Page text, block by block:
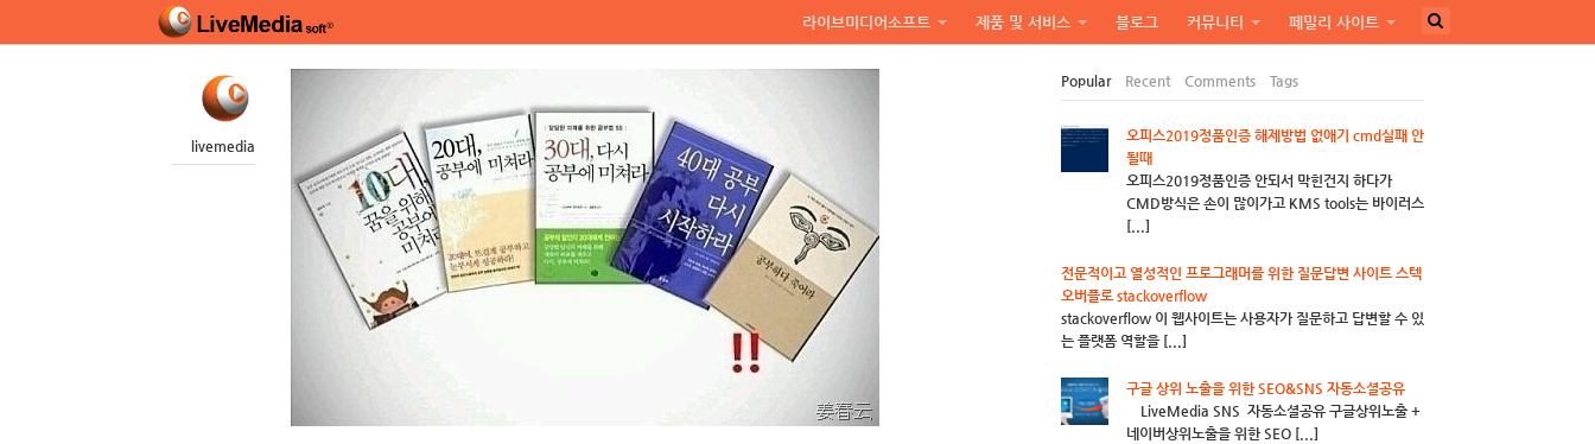
라이브미디어소프트 제품 및 서비스 블로그 커뮤니티 페밀리 사이트
livemedia
Popular Recent Comments Tags
오피스2019정품인증 해제방법 없애기 cmd실패 안
될때
오피스2019정품인증 안되서 막힌건지 하다가
CMD방식은 손이 많이가고 KMS tools는 바이러스
[...]
전문적이고 열성적인 프로그래머를 위한 질문답변 사이트 스텍
오버플로 stackoverflow
stackoverflow 이 웹사이트는 사용자가 질문하고 답변할 수 있
는 플랫폼 역할을 [...]
구글 상위 노출을 위한 SEO&SNS 자동소셜공유
LiveMedia SNS 자동소셜공유 구글상위노출 +
네이버상위노출을 위한 SEO [...]